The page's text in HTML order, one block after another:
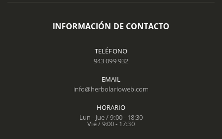
INFORMACIÓN DE CONTACTO
TELÉFONO
943 099 932
EMAIL
info@herbolarioweb.com
HORARIO
Lun - Jue / 9:00 - 18:30
Vie / 9:00 - 17:30